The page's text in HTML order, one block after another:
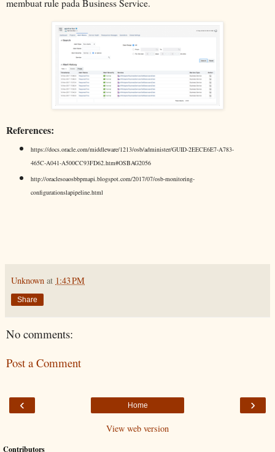
membuat rule pada Business Service.
References:
https://docs.oracle.com/middleware/1213/osb/administer/GUID-2EECE6E7-A783-
465C-A041-A500CC93FD62.htm#OSBAG2056
http://oraclesoaosbbpmapi.blogspot.com/2017/07/osb-monitoring-
configurationslapipeline.html
Unknown at 1:43 PM
Share
No comments:
Post a Comment
‹ ›
Home
View web version
Contributors